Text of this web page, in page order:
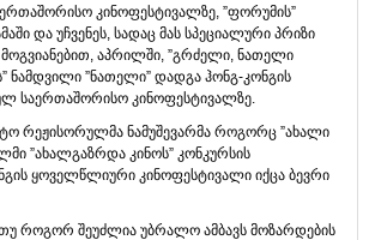
კინოფესტივალზე, ”ფორუმის”
და უჩვენეს, სადაც მას სპეციალური პრიზი
აპრილში, ”გრძელი, ნათელი
ნამდვილი ”ნათელი” დადგა ჰონგ-კონგის
საერთაშორისო კინოფესტივალზე.
რეჟისორულმა ნამუშევარმა როგორც ”ახალი
”ახალგაზრდა კინოს” კონკურსის
ყოველწლიური კინოფესტივალი იქცა ბევრი
როგორ შეუძლია უბრალო ამბავს მოზარდების